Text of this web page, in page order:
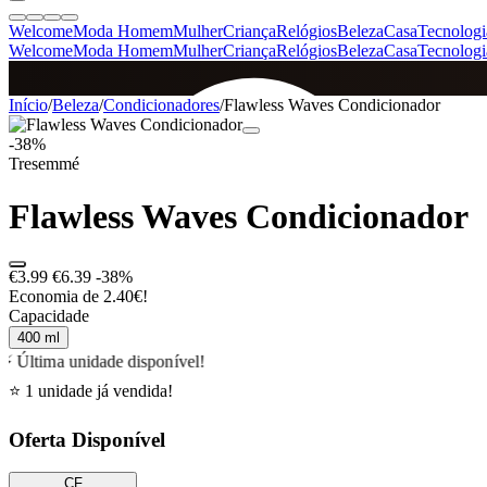
WelcomeModa HomemMulherCriançaRelógiosBelezaCasa
WelcomeModa HomemMulherCriançaRelógiosBelezaCasa
SINCE 2005
Início/Beleza/Condicionadores/Flawless Waves Condicionador
-38%
Tresemmé
Flawless Waves Condicionador
€3.99 €6.39 -38%
Economia de 2.40€!
Capacidade
400 ml
⚡ Última unidade disponível!
⭐ 1 unidade já vendida!
Oferta Disponível
CF